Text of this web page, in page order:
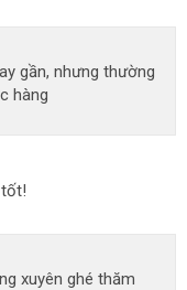
gần, nhưng thường
hàng
xuyên ghé thăm